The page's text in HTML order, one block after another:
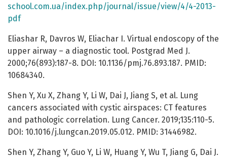
school.com.ua/index.php/journal/issue/view/4/4-2013-
pdf
Eliashar R, Davros W, Eliachar I. Virtual endoscopy of the
upper airway – a diagnostic tool. Postgrad Med J.
2000;76(893):187-8. DOI: 10.1136/pmj.76.893.187. PMID:
10684340.
Shen Y, Xu X, Zhang Y, Li W, Dai J, Jiang S, et al. Lung
cancers associated with cystic airspaces: CT features
and pathologic correlation. Lung Cancer. 2019;135:110-5.
DOI: 10.1016/j.lungcan.2019.05.012. PMID: 31446982.
Shen Y, Zhang Y, Guo Y, Li W, Huang Y, Wu T, Jiang G, Dai J.